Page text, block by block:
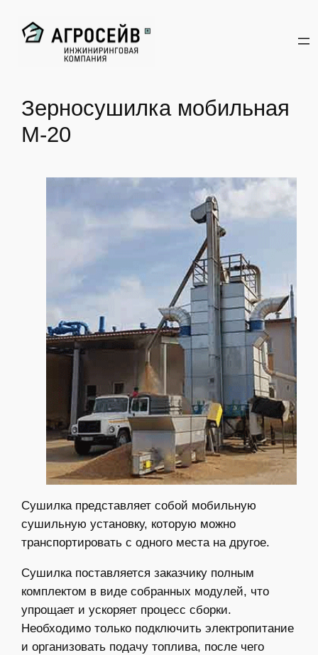
содержимому
Зерносушилка мобильная
М-20
Сушилка представляет собой мобильную
сушильную установку, которую можно
транспортировать с одного места на другое.
Сушилка поставляется заказчику полным
комплектом в виде собранных модулей, что
упрощает и ускоряет процесс сборки.
Необходимо только подключить электропитание
и организовать подачу топлива, после чего